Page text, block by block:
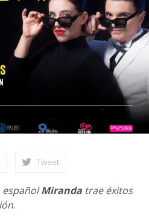
Tweet
españolMiranda trae éxitos
.